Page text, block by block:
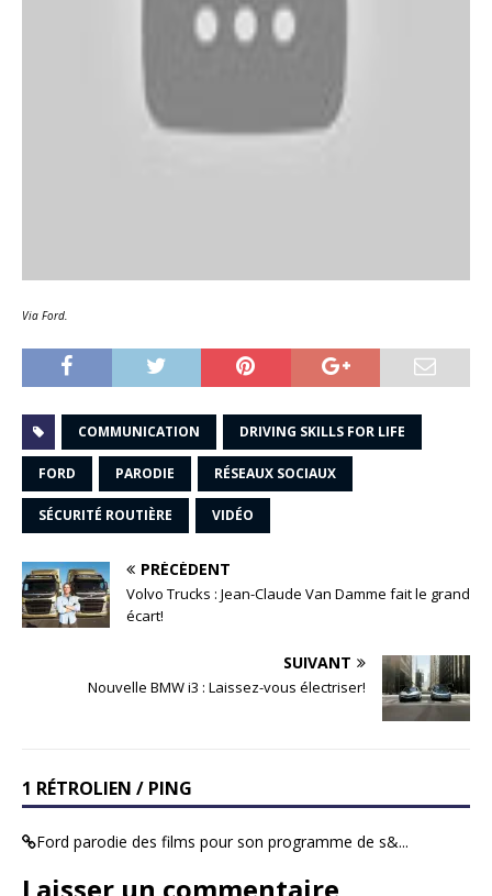
Via Ford.
COMMUNICATION DRIVING SKILLS FOR LIFE
FORD PARODIE RÉSEAUX SOCIAUX
SÉCURITÉ ROUTIÈRE VIDÉO
PRÉCÉDENT
Volvo Trucks : Jean-Claude Van Damme fait le grand
écart!
SUIVANT
Nouvelle BMW i3 : Laissez-vous électriser!
1 RÉTROLIEN / PING
Ford parodie des films pour son programme de s&...